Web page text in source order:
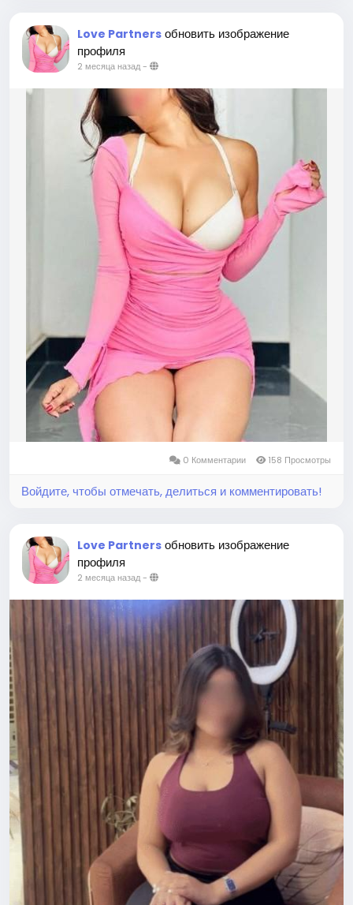
Love Partners обновить изображение
профиля
2 месяца назад-
0 Комментарии 158 Просмотры
Войдите, чтобы отмечать, делиться и комментировать!
Love Partners обновить изображение
профиля
2 месяца назад-